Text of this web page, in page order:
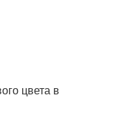
цвета в